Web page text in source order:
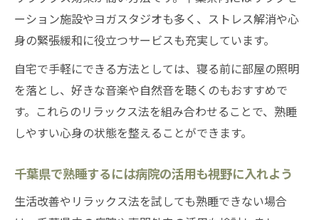
ーション施設やヨガスタジオも多く、ストレス解消や心
身の緊張緩和に役立つサービスも充実しています。
自宅で手軽にできる方法としては、寝る前に部屋の照明
を落とし、好きな音楽や自然音を聴くのもおすすめで
す。これらのリラックス法を組み合わせることで、熟睡
しやすい心身の状態を整えることができます。
千葉県で熟睡するには病院の活用も視野に入れよう
生活改善やリラックス法を試しても熟睡できない場合